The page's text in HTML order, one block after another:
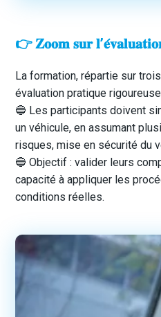
👉 𝐙𝐨𝐨𝐦 𝐬𝐮𝐫
La formation, répartie sur
évaluation pratique
🔵 Les participants doivent
un véhicule, en assumant
risques, mise en sécurité du
🔵 Objectif : valider leurs
capacité à appliquer les
conditions réelles.